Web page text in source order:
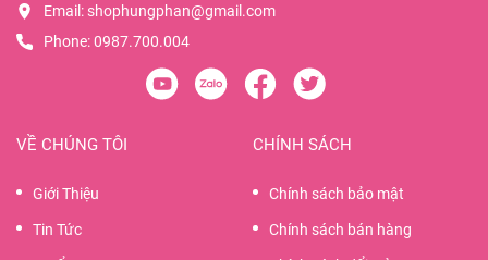
Email: shophungphan@gmail.com
Phone:0987.700.004
VỀ CHÚNG TÔI
Giới Thiệu
Tin Tức
CHÍNH SÁCH
Chính sách bảo mật
Chính sách bán hàng